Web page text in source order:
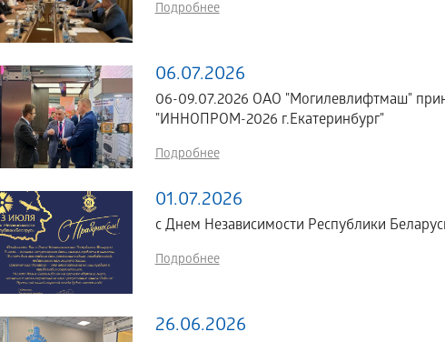
Подробнее
06.07.2026
06-09.07.2026 ОАО "Могилевлифтмаш"
"ИННОПРОМ-2026 г.Екатеринбург"
Подробнее
01.07.2026
с Днем Независимости Республики
Подробнее
26.06.2026